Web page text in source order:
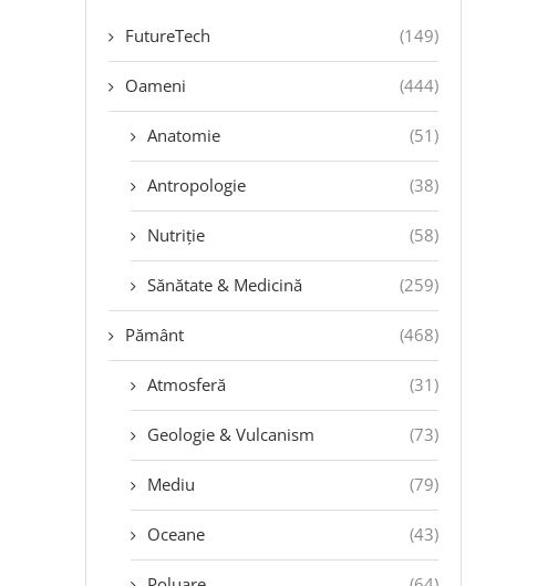
FutureTech (149)
Oameni (444)
Anatomie (51)
Antropologie (38)
Nutriție (58)
Sănătate & Medicină (259)
Pământ (468)
Atmosferă (31)
Geologie & Vulcanism (73)
Mediu (79)
Oceane (43)